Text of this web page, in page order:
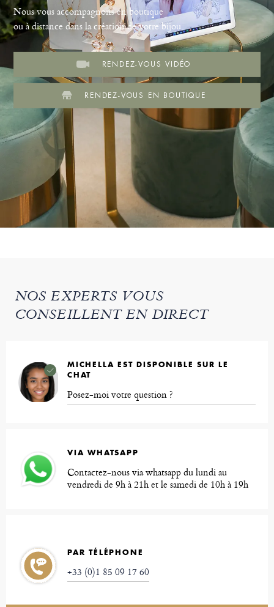
Nous vous accompagnons en boutique
ou à distance dans la création de votre bijou.
RENDEZ-VOUS VIDÉO
RENDEZ-VOUS EN BOUTIQUE
NOS EXPERTS VOUS
CONSEILLENT EN DIRECT
MICHELLA EST DISPONIBLE SUR LE
CHAT
Posez-moi votre question ?
VIA WHATSAPP
Contactez-nous via whatsapp du lundi au
vendredi de 9h à 21h et le samedi de 10h à 19h
PAR TÉLÉPHONE
+33 (0)1 85 09 17 60